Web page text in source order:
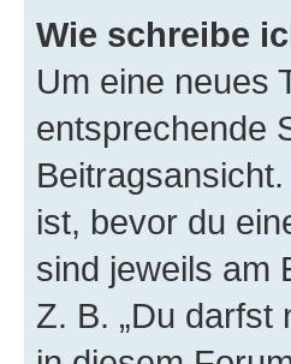
Wie schreibe
Um eine neues
entsprechende
ist, bevor du
sind jeweils am
Z. B. „Du darfst